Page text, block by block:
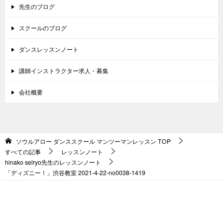
先生のブログ
スクールのブログ
ダンスレッスンノート
講師インストラクター求人・募集
会社概要
ソウルアロー ダンススクール マンツーマンレッスン TOP
すべての記事
レッスンノート
hinako seiryo先生のレッスンノート
「ディズニー！」渋谷教室 2021-4-22-no0038-1419